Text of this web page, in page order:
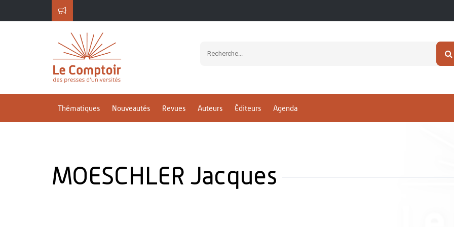
Thématiques Nouveautés Revues Auteurs Éditeurs Agenda
MOESCHLER Jacques